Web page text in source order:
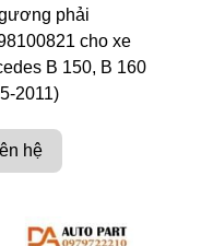
phải
cho xe
B 150, B 160
2011)
hệ